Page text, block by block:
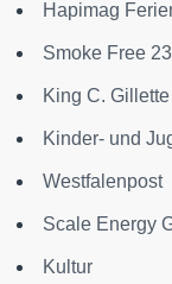
Hapimag
Smoke Free
King C. Gillette
Kinder- und
Westfalenpost
Scale Energy
Kultur